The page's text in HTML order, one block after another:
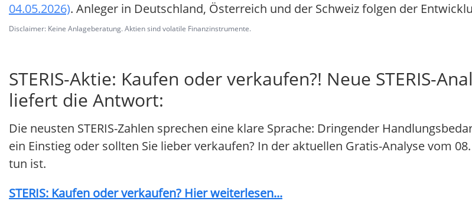
04.05.2026). Anleger in Deutschland, Österreich und der Schweiz folgen der
Disclaimer: Keine Anlageberatung. Aktien sind volatile Finanzinstrumente.
STERIS-Aktie: Kaufen oder verkaufen?! Neue STERIS-
liefert die Antwort:
Die neusten STERIS-Zahlen sprechen eine klare Sprache: Dringender
ein Einstieg oder sollten Sie lieber verkaufen? In der aktuellen Gratis-Analyse vom
tun ist.
STERIS: Kaufen oder verkaufen? Hier weiterlesen...